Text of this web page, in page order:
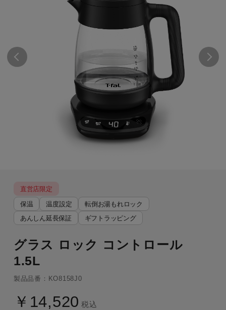
直営店限定
保温
温度設定
転倒お湯もれロック
あんしん延長保証
ギフトラッピング
グラス ロック コントロール
1.5L
製品品番：KO8158J0
￥14,520 税込